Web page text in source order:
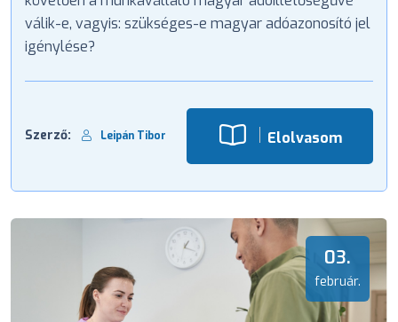
válik-e, vagyis: szükséges-e magyar adóazonosító jel
igénylése?
Szerző: Leipán Tibor Elolvasom
03.
február.